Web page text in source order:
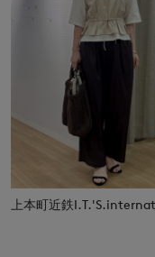
上本町近鉄